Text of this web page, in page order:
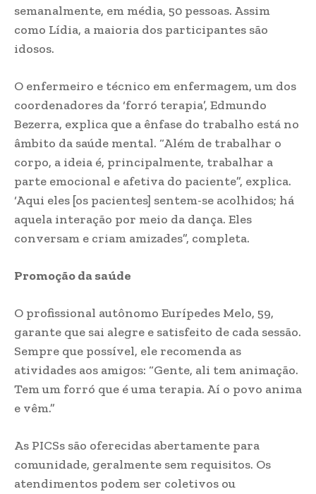
semanalmente, em média, 50 pessoas. Assim
como Lídia, a maioria dos participantes são
idosos.
O enfermeiro e técnico em enfermagem, um dos
coordenadores da ‘forró terapia’, Edmundo
Bezerra, explica que a ênfase do trabalho está no
âmbito da saúde mental. “Além de trabalhar o
corpo, a ideia é, principalmente, trabalhar a
parte emocional e afetiva do paciente”, explica.
‘Aqui eles [os pacientes] sentem-se acolhidos; há
aquela interação por meio da dança. Eles
conversam e criam amizades”, completa.
Promoção da saúde
O profissional autônomo Eurípedes Melo, 59,
garante que sai alegre e satisfeito de cada sessão.
Sempre que possível, ele recomenda as
atividades aos amigos: “Gente, ali tem animação.
Tem um forró que é uma terapia. Aí o povo anima
e vêm.”
As PICSs são oferecidas abertamente para
comunidade, geralmente sem requisitos. Os
atendimentos podem ser coletivos ou